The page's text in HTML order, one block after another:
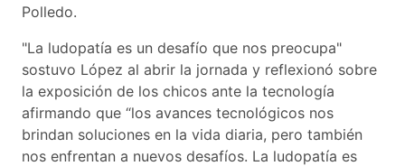
Polledo.
"La ludopatía es un desafío que nos preocupa"
sostuvo López al abrir la jornada y reflexionó sobre
la exposición de los chicos ante la tecnología
afirmando que “los avances tecnológicos nos
brindan soluciones en la vida diaria, pero también
nos enfrentan a nuevos desafíos. La ludopatía es